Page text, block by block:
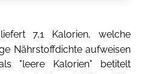
7,1 Kalorien, welche
Nährstoffdichte aufweisen
"leere Kalorien" betitelt